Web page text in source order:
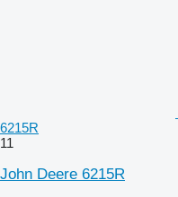
6215R
11
John Deere 6215R